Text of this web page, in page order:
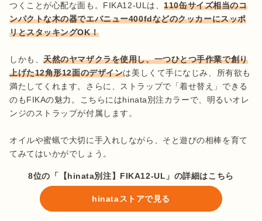
つくことが心配な面も。FIKA12-ULは、110缶サイズ相当のコ
ンパクトな木の器でエバニュー400fdなどのクッカーにスッポ
リとスタッキングOK！
しかも、天然のヤマザクラを使用し、一つひとつ手作業で創り
上げた12角形12面のデザインは美しくて手になじみ、所有欲も
満たしてくれます。さらに、ストラップで「着せ替え」できる
のもFIKAの魅力。こちらにはhinata別注カラーで、明るいオレ
ンジのストラップが付属します。
オイルや蜜蝋で大切に手入れしながら、そと遊びの相棒を育て
てみてはいかがでしょう。
8位の「【hinata別注】FIKA12-UL」の詳細はこちら
hinataストアで見る